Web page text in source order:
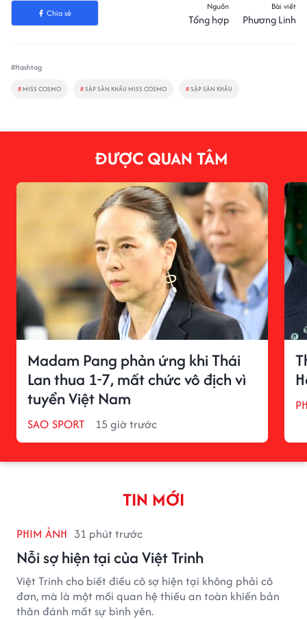
Chia sẻ
Nguồn
Tổng hợp
Bài viết
Phương Linh
#Hashtag
# MISS COSMO #SẬP SÂN KHẤU MISS COSMO #SẬP SÂN KHẤU
ĐƯỢC QUAN TÂM
Madam Pang phản ứng khi Thái
Lan thua 1-7, mất chức vô địch vì
tuyển Việt Nam
SAO SPORT 15 giờ trước
TIN MỚI
PHIM ẢNH 31 phút trước
Nỗi sợ hiện tại của Việt Trinh
Việt Trinh cho biết điều cô sợ hiện tại không phải cô
đơn, mà là một mối quan hệ thiếu an toàn khiến bản
thân đánh mất sự bình yên.